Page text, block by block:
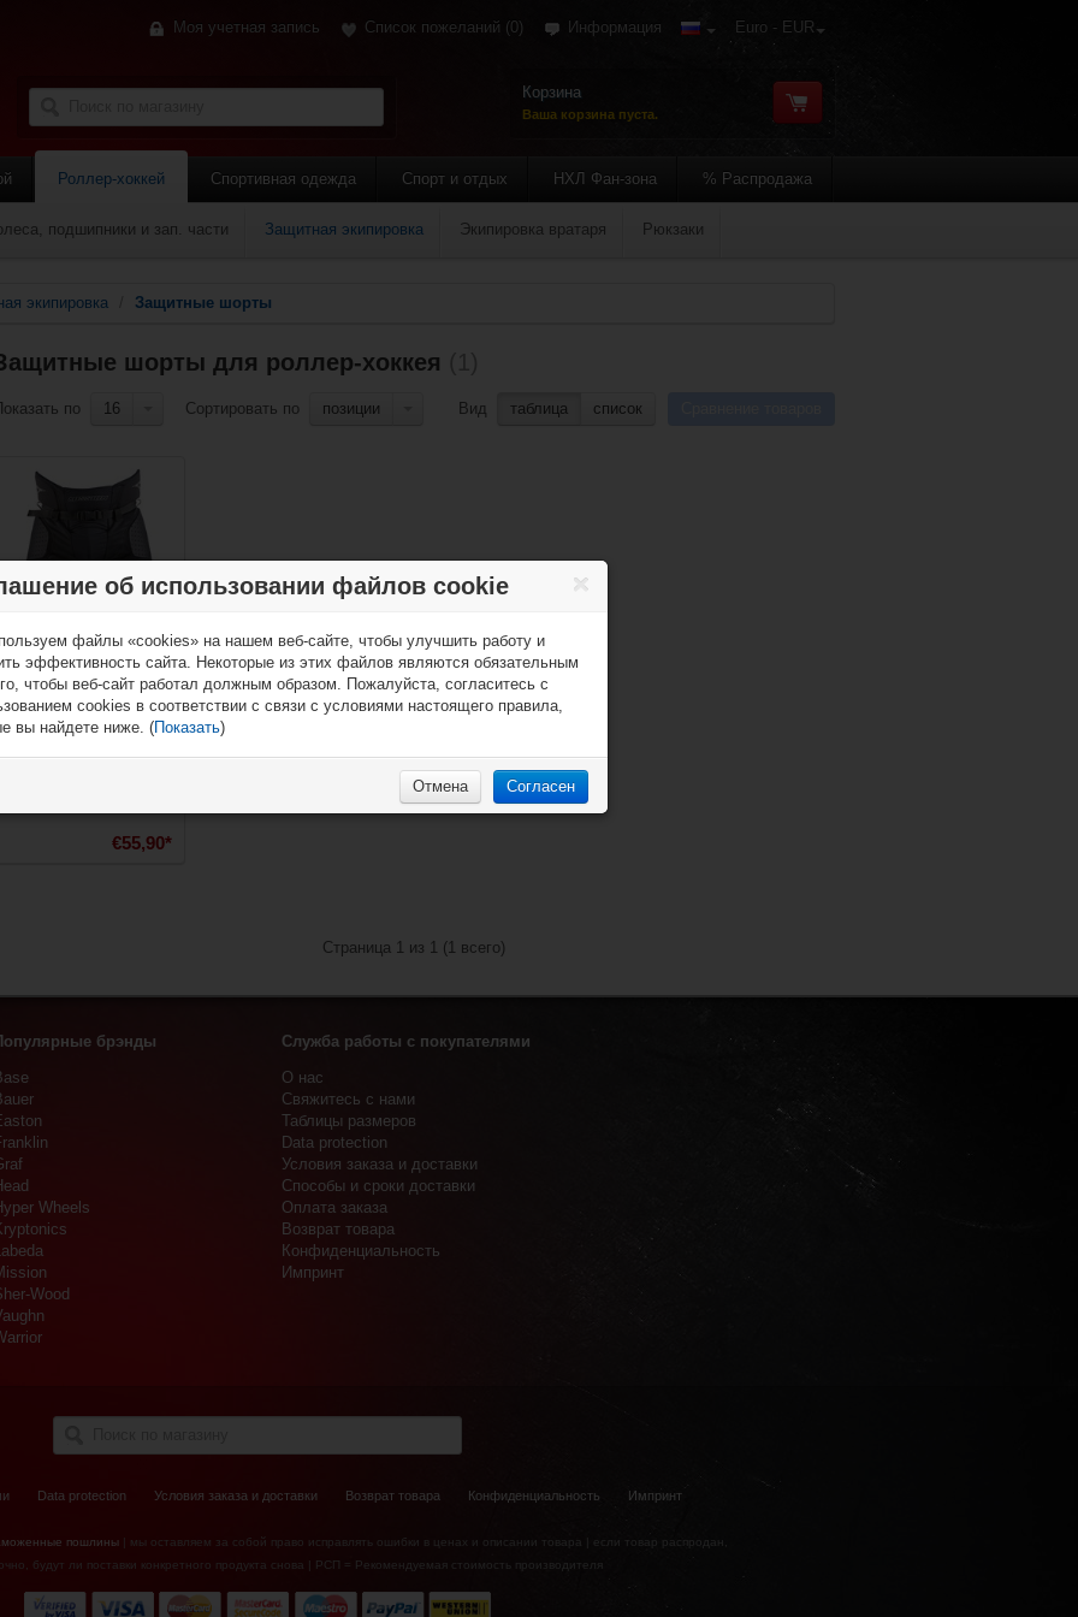
Моя учетная запись Список пожеланий (0) Информация Euro - EUR
Корзина
Ваша корзина пуста.
Роллер-хоккей
подшипники и зап. части Защитная экипировка Экипировка вратаря Рюкзаки
Спортивная одежда Спорт и отдых НХЛ Фан-зона % Распродажа
экипировка Защитные шорты
шорты для роллер-хоккея
по 16 Сортировать по позиции Вид таблица список
Шорты Mission
Inlinehockey Girdle
Core Junior
€55,90*
Добавить в сравнение?
Страница 1 из 1 (1 всего)
об использовании файлов cookie
файлы «cookies» на нашем веб-сайте, чтобы улучшить работу и
эффективность сайта. Некоторые из этих файлов являются обязательным
чтобы веб-сайт работал должным образом. Пожалуйста, согласитесь с
cookies в соответствии с связи с условиями настоящего правила,
вы найдете ниже. (Показать)
Согласен
Отмена
брэнды
Wheels
Wood
Служба работы с покупателями
О нас
Свяжитесь с нами
Таблицы размеров
Data protection
Условия заказа и доставки
Способы и сроки доставки
Оплата заказа
Возврат товара
Конфиденциальность
Импринт
Data protection Условия заказа и доставки Возврат товара Конфиденциальность Импринт
пошлины | мы оставляем за собой право исправлять ошибки в ценах и описании товара | если товар распродан,
будут ли поставки конкретного продукта снова | РСП = Рекомендуемая стоимость производителя